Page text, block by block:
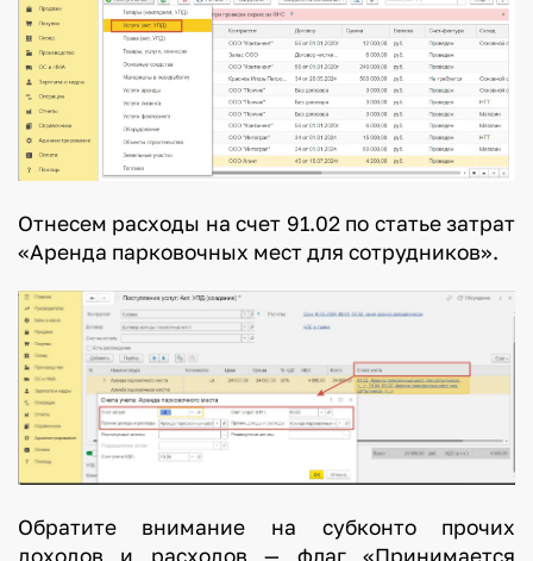
Отнесем расходы на счет 91.02 по статье затрат
«Аренда парковочных мест для сотрудников».
Обратите внимание на субконто прочих
доходов и расходов — флаг «Принимается